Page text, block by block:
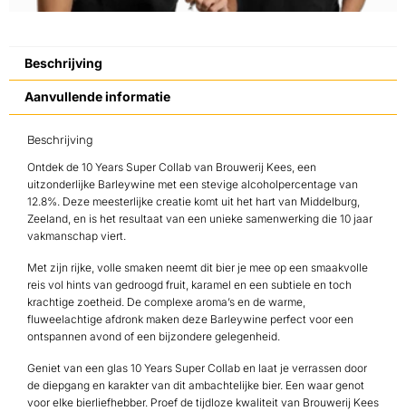
Beschrijving
Aanvullende informatie
Beschrijving
Ontdek de 10 Years Super Collab van Brouwerij Kees, een
uitzonderlijke Barleywine met een stevige alcoholpercentage van
12.8%. Deze meesterlijke creatie komt uit het hart van Middelburg,
Zeeland, en is het resultaat van een unieke samenwerking die 10 jaar
vakmanschap viert.
Met zijn rijke, volle smaken neemt dit bier je mee op een smaakvolle
reis vol hints van gedroogd fruit, karamel en een subtiele en toch
krachtige zoetheid. De complexe aroma’s en de warme,
fluweelachtige afdronk maken deze Barleywine perfect voor een
ontspannen avond of een bijzondere gelegenheid.
Geniet van een glas 10 Years Super Collab en laat je verrassen door
de diepgang en karakter van dit ambachtelijke bier. Een waar genot
voor elke bierliefhebber. Proef de tijdloze kwaliteit van Brouwerij Kees